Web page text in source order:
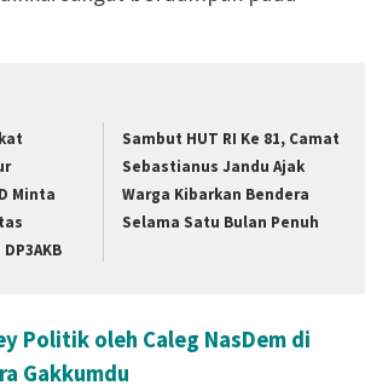
Minta
Sambut HUT RI Ke 81, Camat
Sebastianus Jandu Ajak
Warga Kibarkan Bendera
Selama Satu Bulan Penuh
Politik oleh Caleg NasDem di
Gakkumdu